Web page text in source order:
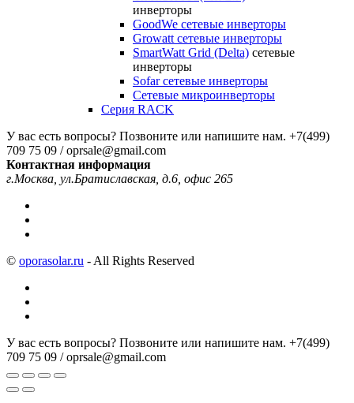
инверторы
GoodWe сетевые инверторы
Growatt сетевые инверторы
SmartWatt Grid (Delta) сетевые
инверторы
Sofar сетевые инверторы
Сетевые микроинверторы
Серия RACK
У вас есть вопросы? Позвоните или напишите нам. +7(499)
709 75 09 / oprsale@gmail.com
Контактная информация
г.Москва, ул.Братиславская, д.6, офис 265
© oporasolar.ru - All Rights Reserved
У вас есть вопросы? Позвоните или напишите нам. +7(499)
709 75 09 / oprsale@gmail.com